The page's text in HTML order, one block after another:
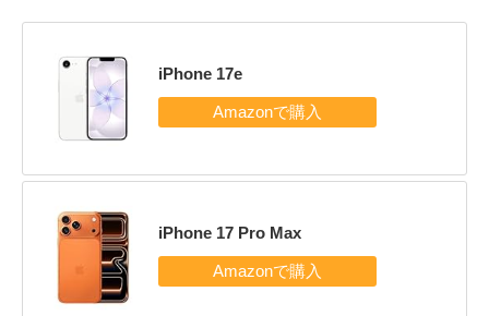
iPhone 17e
iPhone 17 Pro Max